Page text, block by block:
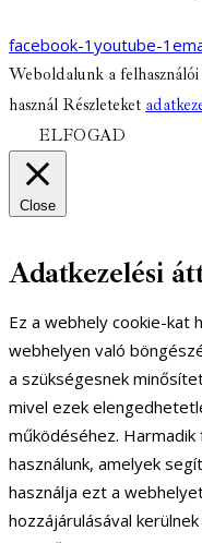
facebook-1 youtube-1
Weboldalunk a
használ Részleteket
ELFOGAD
Close
Adatkezelési
Ez a webhely cookie-kat
webhelyen való
a szükségesnek
mivel ezek
működéséhez.
használunk, amelyek
használja ezt a
hozzájárulásával